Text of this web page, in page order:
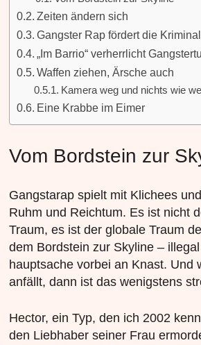
Zeiten ändern sich
Gangster Rap fördert die
„Im Barrio“ verherrlicht
Waffen ziehen, Ärsche auch
Kamera weg und nichts wie
Eine Krabbe im Eimer
Vom Bordstein zur
Gangstarap spielt mit Klichees
Ruhm und Reichtum. Es ist nicht
Traum, es ist der globale Traum
dem Bordstein zur Skyline –
hauptsache vorbei an Knast. Und
anfällt, dann ist das wenigstens
Hector, ein Typ, den ich 2002
den Liebhaber seiner Frau